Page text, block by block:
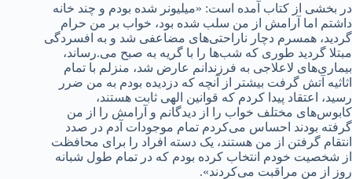
در بخشی از کتاب آمده است: «میلیونر شده بودم و چند خانه
داشتم اما آرامش از من سلب شده بود، خواب بر من حرام
گردید، همسرم دچار ناراحتی‌های مضاعفی شد و به افسردگی
مبتلا گردید طوری که شب‌ها را با گریه به صبح می.رساند،
بیماری‌های لاعلاجی به فرزندانم عارض شد، منزلم با تمام
اثاثیه آتش گرفت بیشتر از آنچه که دزدیده بودم به من ضرر
رسید، اعتقاد پیدا کردم که قوانین الهی ثابت هستند،
کابوس‌های مختلف خواب را از دیدگانم و آرامش را از من
گرفته بودند احساس می‌کردم تمام موجودات آدم در صدد
انتقام گرفتن از من هستند، یک دسته افراد را برای محافظت
از شخصیت خودم انتخاب کرده بودم که در تمام طول شبانه
روز از من مراقبت می‌کردند».